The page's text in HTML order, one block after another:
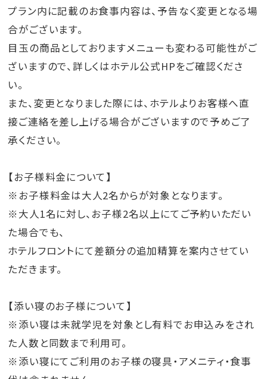
プラン内に記載のお食事内容は、予告なく変更となる場
合がございます。
目玉の商品としておりますメニューも変わる可能性がご
ざいますので、詳しくはホテル公式HPをご確認くださ
い。
また、変更となりました際には、ホテルよりお客様へ直
接ご連絡を差し上げる場合がございますので予めご了
承ください。
【お子様料金について】
※お子様料金は大人2名からが対象となります。
※大人1名に対し、お子様2名以上にてご予約いただい
た場合でも、
ホテルフロントにて差額分の追加精算を案内させてい
ただきます。
【添い寝のお子様について】
※添い寝は未就学児を対象とし有料でお申込みをされ
た人数と同数まで利用可。
※添い寝にてご利用のお子様の寝具・アメニティ・食事